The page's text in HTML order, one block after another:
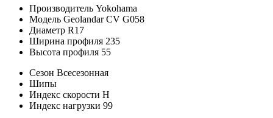
Производитель Yokohama
Модель Geolandar CV G058
Диаметр R17
Ширина профиля 235
Высота профиля 55
Сезон Всесезонная
Шипы
Индекс скорости H
Индекс нагрузки 99